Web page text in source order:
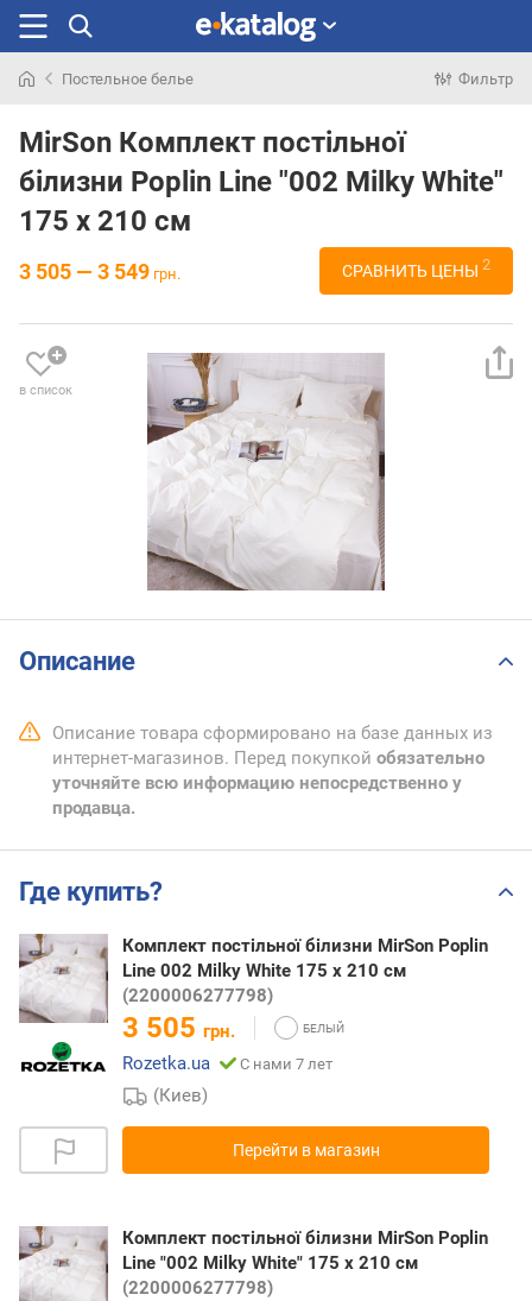
раньше
Постельное белье Фильтр
MirSon Комплект постільної
білизни Poplin Line "002 Milky White"
175 x 210 см
3 505 — 3 549 грн. СРАВНИТЬ ЦЕНЫ 2
в список
Описание
Описание товара сформировано на базе данных из
интернет-магазинов. Перед покупкой обязательно
уточняйте всю информацию непосредственно у
продавца.
Где купить?
Комплект постільної білизни MirSon Poplin
Line 002 Milky White 175 x 210 см
(2200006277798)
3 505 грн.
Rozetka.ua
С нами 7 лет
(Киев)
Перейти в магазин
Комплект постільної білизни MirSon Poplin
Line "002 Milky White" 175 x 210 см
(2200006277798)